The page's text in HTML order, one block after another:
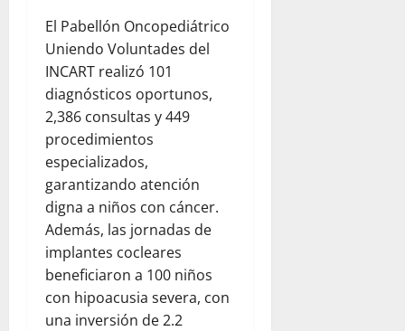
El Pabellón Oncopediátrico
Uniendo Voluntades del
INCART realizó 101
diagnósticos oportunos,
2,386 consultas y 449
procedimientos
especializados,
garantizando atención
digna a niños con cáncer.
Además, las jornadas de
implantes cocleares
beneficiaron a 100 niños
con hipoacusia severa, con
una inversión de 2.2